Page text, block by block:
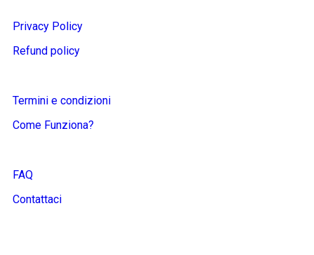
Privacy Policy
Refund policy
Termini e condizioni
Come Funziona?
FAQ
Contattaci